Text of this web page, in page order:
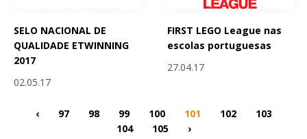
SELO NACIONAL DE
QUALIDADE ETWINNING
2017
02.05.17
FIRST LEGO League nas
escolas portuguesas
27.04.17
‹ 97 98 99 100 101 102
103
104
105 ›